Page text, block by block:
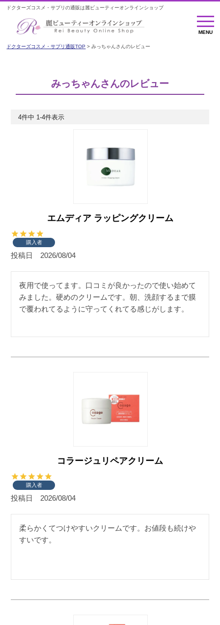
ドクターズコスメ・サプリの通販は麗ビューティーオンラインショップ
MENU
MENU
ドクターズコスメ・サプリ通販TOP みっちゃんさんのレビュー
みっちゃんさんのレビュー
4件中 1-4件表示
エムディア ラッピングクリーム
購入者
投稿日 2026/08/04
夜用で使ってます。口コミが良かったので使い始めて
みました。硬めのクリームです。朝、洗顔するまで膜
で覆われてるように守ってくれてる感じがします。
コラージュリペアクリーム
購入者
投稿日 2026/08/04
柔らかくてつけやすいクリームです。お値段も続けや
すいです。